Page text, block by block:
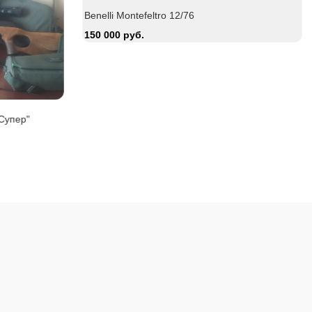
Benelli Montefeltro 12/76
150 000 руб.